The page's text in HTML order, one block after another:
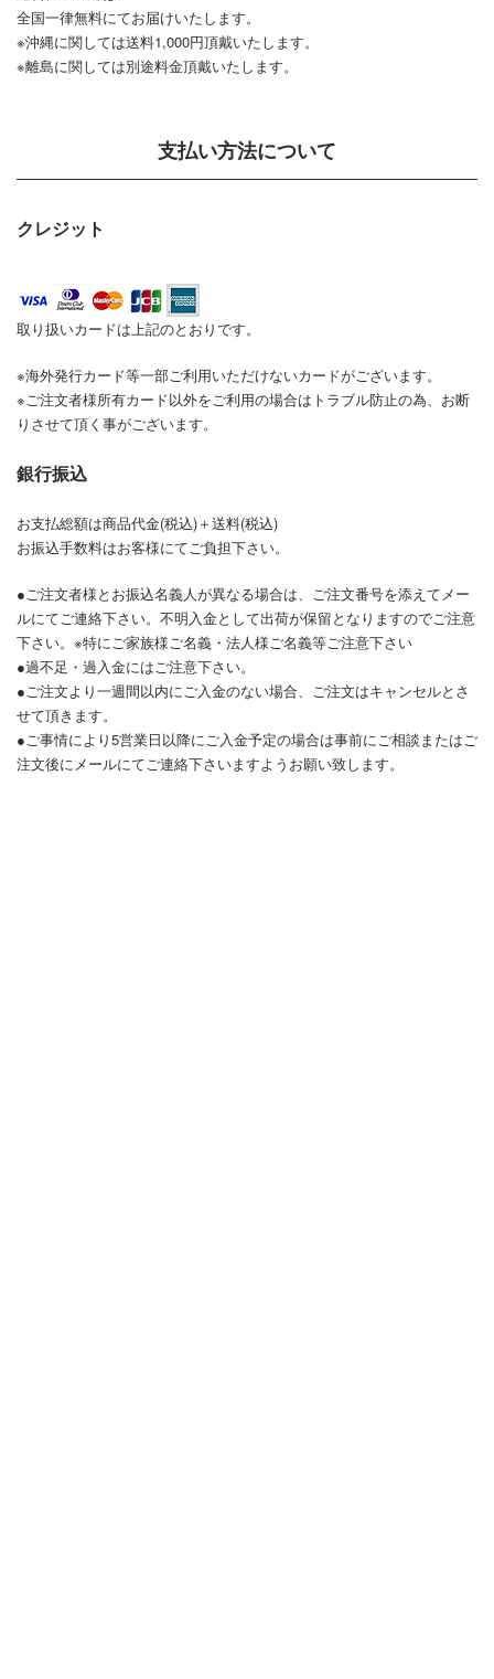
全国一律無料にてお届けいたします。
※沖縄に関しては送料1,000円頂戴いたします。
※離島に関しては別途料金頂戴いたします。
支払い方法について
クレジット
取り扱いカードは上記のとおりです。
※海外発行カード等一部ご利用いただけないカードがございます。
※ご注文者様所有カード以外をご利用の場合はトラブル防止の為、お断
りさせて頂く事がございます。
銀行振込
お支払総額は商品代金(税込)＋送料(税込)
お振込手数料はお客様にてご負担下さい。
●ご注文者様とお振込名義人が異なる場合は、ご注文番号を添えてメー
ルにてご連絡下さい。不明入金として出荷が保留となりますのでご注意
下さい。※特にご家族様ご名義・法人様ご名義等ご注意下さい
●過不足・過入金にはご注意下さい。
●ご注文より一週間以内にご入金のない場合、ご注文はキャンセルとさ
せて頂きます。
●ご事情により5営業日以降にご入金予定の場合は事前にご相談またはご
注文後にメールにてご連絡下さいますようお願い致します。